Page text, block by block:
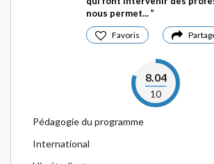
nous permet...
Favoris
8.04
10
Pédagogie du programme
International